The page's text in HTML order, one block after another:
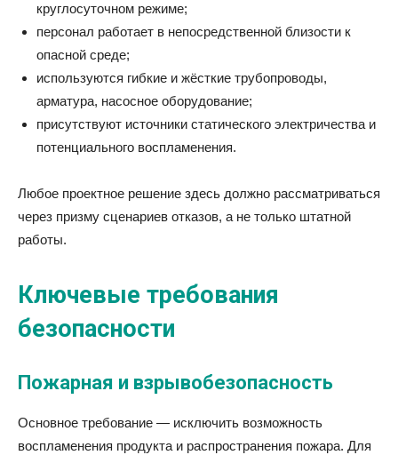
круглосуточном режиме;
персонал работает в непосредственной близости к
опасной среде;
используются гибкие и жёсткие трубопроводы,
арматура, насосное оборудование;
присутствуют источники статического электричества и
потенциального воспламенения.
Любое проектное решение здесь должно рассматриваться
через призму сценариев отказов, а не только штатной
работы.
Ключевые требования
безопасности
Пожарная и взрывобезопасность
Основное требование — исключить возможность
воспламенения продукта и распространения пожара. Для